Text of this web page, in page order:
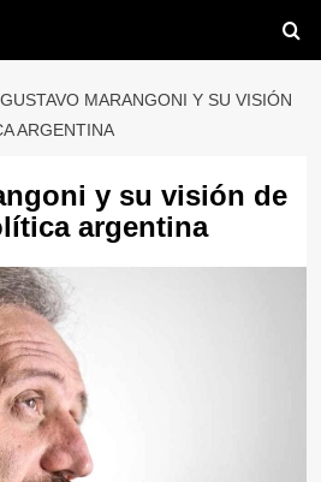
GUSTAVO MARANGONI Y SU VISIÓN
ARGENTINA
y su visión de
argentina